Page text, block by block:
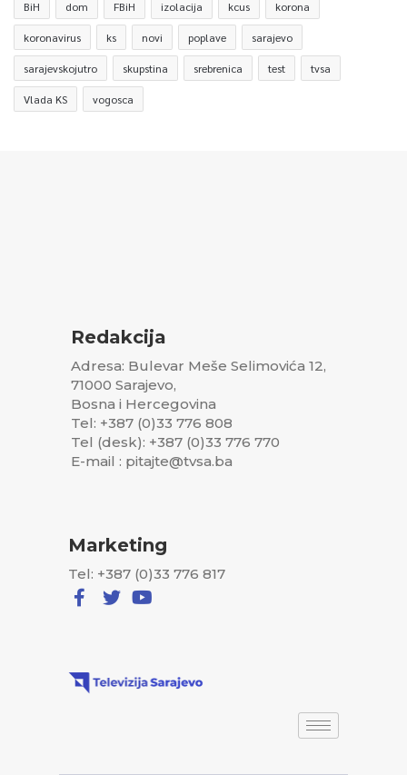
BiH dom FBiH izolacija kcus korona
koronavirus ks novi poplave sarajevo
sarajevskojutro skupstina srebrenica test tvsa
Vlada KS vogosca
Redakcija
Adresa: Bulevar Meše Selimovića 12,
71000 Sarajevo,
Bosna i Hercegovina
Tel: +387 (0)33 776 808
Tel (desk): +387 (0)33 776 770
E-mail : pitajte@tvsa.ba
Marketing
Tel: +387 (0)33 776 817